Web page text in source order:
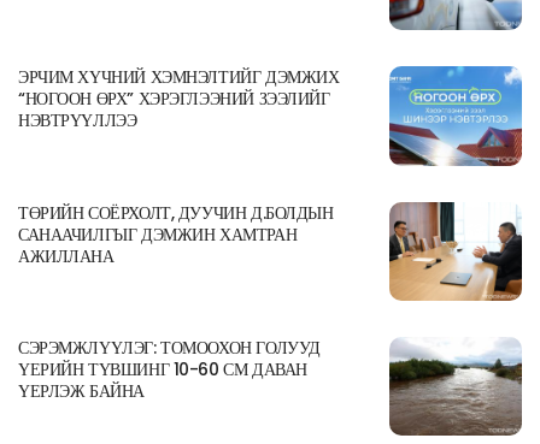
ЭРЧИМ ХҮЧНИЙ ХЭМНЭЛТИЙГ ДЭМЖИХ
“НОГООН ӨРХ” ХЭРЭГЛЭЭНИЙ ЗЭЭЛИЙГ
НЭВТРҮҮЛЛЭЭ
ТӨРИЙН СОЁРХОЛТ, ДУУЧИН Д.БОЛДЫН
САНААЧИЛГЫГ ДЭМЖИН ХАМТРАН
АЖИЛЛАНА
СЭРЭМЖЛҮҮЛЭГ: ТОМООХОН ГОЛУУД
ҮЕРИЙН ТҮВШИНГ 10-60 СМ ДАВАН
ҮЕРЛЭЖ БАЙНА